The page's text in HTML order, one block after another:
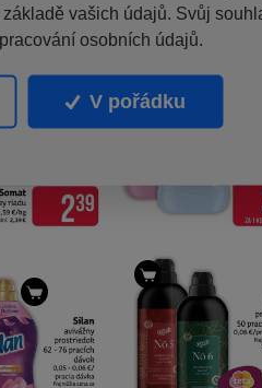
vašich údajů. Svůj
osobních údajů.
V pořádku